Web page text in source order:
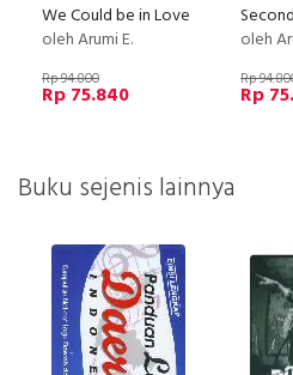
We Could be in Love
oleh Arumi E.
Rp 94.800
Rp 75.840
oleh
Rp
Rp
Buku sejenis lainnya